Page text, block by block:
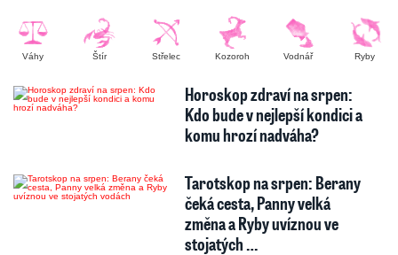
Váhy Štír Střelec Kozoroh Vodnář Ryby
Horoskop zdraví na srpen:
Kdo bude v nejlepší kondici a
komu hrozí nadváha?
Tarotskop na srpen: Berany
čeká cesta, Panny velká
změna a Ryby uvíznou ve
stojatých …